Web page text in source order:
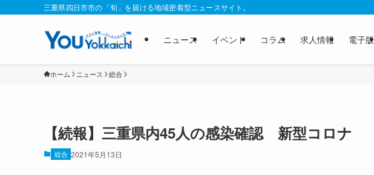
三重県四日市市の「旬」を届ける地域密着型ニュースサイト。
ニュース イベント コラム 求人情報 電子版
ホーム ニュース 総合
【続報】三重県内45人の感染確認 新型コロナ
総合 2021年5月13日